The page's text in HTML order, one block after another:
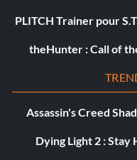
PLITCH Trainer pour
theHunter : Call of
Assassin's Creed
Dying Light 2 : Stay